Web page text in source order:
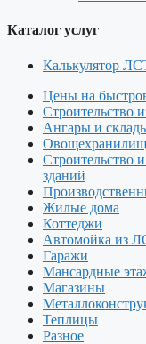
Каталог услуг
Калькулятор
Цены на
Строительство
Ангары и
Строительство
зданий
Жилые дома
Коттеджи
Автомойка из
Гаражи
Мансардные
Магазины
Теплицы
Разное